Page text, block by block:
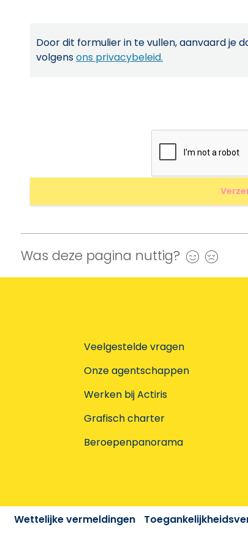
Door dit formulier in te vullen, aanvaard je
volgensons privacybeleid.
Was deze pagina nuttig? Ja
Veelgestelde vragen
Onze agentschappen
Werken bij Actiris
Grafisch charter
Beroepenpanorama
Wettelijke vermeldingen